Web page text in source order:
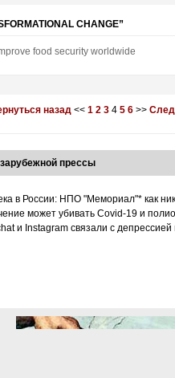
CHANGE”
food security worldwide
назад << 1 2 3 4 5 6 >>
прессы
в России: НПО "Мемориал"* как
может убивать Covid-19 и
и Instagram связали с